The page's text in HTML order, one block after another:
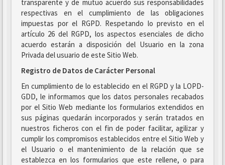
transparente y de mutuo acuerdo sus responsabilidades
respectivas en el cumplimiento de las obligaciones
impuestas por el RGPD. Respetando lo previsto en el
artículo 26 del RGPD, los aspectos esenciales de dicho
acuerdo estarán a disposición del Usuario en la zona
Privada del usuario de este Sitio Web.
Registro de Datos de Carácter Personal
En cumplimiento de lo establecido en el RGPD y la LOPD-
GDD, le informamos que los datos personales recabados
por el Sitio Web mediante los formularios extendidos en
sus páginas quedarán incorporados y serán tratados en
nuestros ficheros con el fin de poder facilitar, agilizar y
cumplir los compromisos establecidos entre el Sitio Web y
el Usuario o el mantenimiento de la relación que se
establezca en los formularios que este rellene, o para